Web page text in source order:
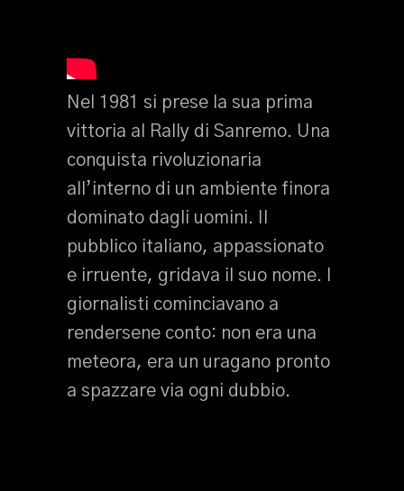
Nel 1981 si prese la sua prima
vittoria al Rally di Sanremo. Una
conquista rivoluzionaria
all’interno di un ambiente finora
dominato dagli uomini. Il
pubblico italiano, appassionato
e irruente, gridava il suo nome. I
giornalisti cominciavano a
rendersene conto: non era una
meteora, era un uragano pronto
a spazzare via ogni dubbio.